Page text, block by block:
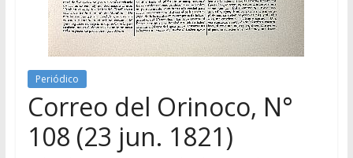
Periódico
Correo del Orinoco, N°
108 (23 jun. 1821)